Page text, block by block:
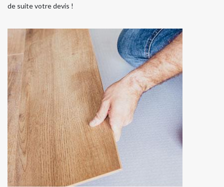
de suite votre devis !